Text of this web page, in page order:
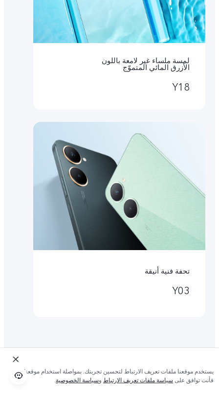
لمسة ملساء غير لامعة باللون
الأزرق المائي المتموّج
Y18
تحفة فنية أنيقة
Y03
يستخدم موقعنا ملفات تعريف الارتباط لتحسين تجربتك. بمواصلة استخدام موقعنا؛
فأنت توافق على سياسة ملفات تعريف الارتباط وسياسة الخصوصية.